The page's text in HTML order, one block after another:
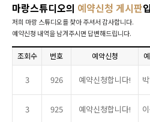
마랑스튜디오의 예약신청 게시판
저희 마랑 스튜디오를 찾아 주셔서 감사합니다.
예약신청 내역을 남겨주시면 답변해드립니다.
조회수 번호 예약신청
3 926 예약신청합니다!
3 925 예약신청합니다!